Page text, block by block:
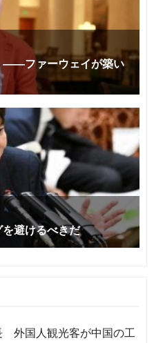
外国人観光客が中国の工